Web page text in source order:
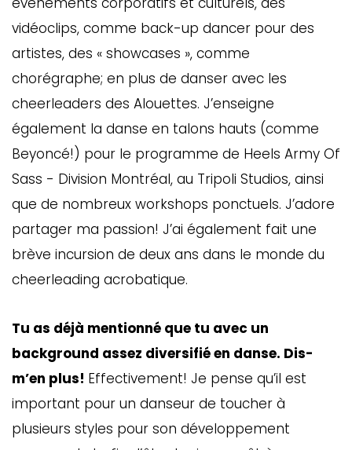
vidéoclips, comme back-up dancer pour des
artistes, des « showcases », comme
chorégraphe; en plus de danser avec les
cheerleaders des Alouettes. J’enseigne
également la danse en talons hauts (comme
Beyoncé!) pour le programme de Heels Army Of
Sass -­ Division Montréal, au Tripoli Studios, ainsi
que de nombreux workshops ponctuels. J’adore
partager ma passion! J’ai également fait une
brève incursion de deux ans dans le monde du
cheerleading acrobatique.
Tu as déjà mentionné que tu avec un
background assez diversifié en danse. Dis-
m’en plus! Effectivement! Je pense qu’il est
important pour un danseur de toucher à
plusieurs styles pour son développement